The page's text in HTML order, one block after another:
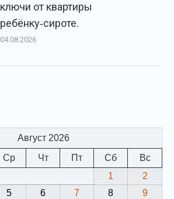
ключи от квартиры
ребёнку‑сироте.
04.08.2026
Август 2026
Ср Чт Пт Сб
Вс
1
2
5 6 7 8
9